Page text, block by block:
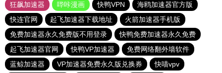
狂飙加速器
哔咔漫画 快鸭VPN
海鸥加速器官方版
快连官网
起飞加速器下载地址
火箭加速器手机版
免费加速器永久免费版不用登录
快鸭免费加速器永久免费
起飞加速器官网
快鸭VP加速器
免费网络翻外墙软件
蓝鲸加速器
VP加速器免费永久版兑换券 快喵vpv